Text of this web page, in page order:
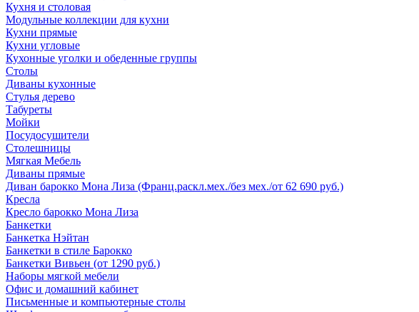
Кухня и столовая
Модульные коллекции для кухни
Кухни прямые
Кухни угловые
Кухонные уголки и обеденные группы
Столы
Диваны кухонные
Стулья дерево
Табуреты
Мойки
Посудосушители
Столешницы
Мягкая Мебель
Диваны прямые
Диван барокко Мона Лиза (Франц.раскл.мех./без мех./от 62 690 руб.)
Кресла
Кресло барокко Мона Лиза
Банкетки
Банкетка Нэйтан
Банкетки в стиле Барокко
Банкетки Вивьен (от 1290 руб.)
Наборы мягкой мебели
Офис и домашний кабинет
Письменные и компьютерные столы